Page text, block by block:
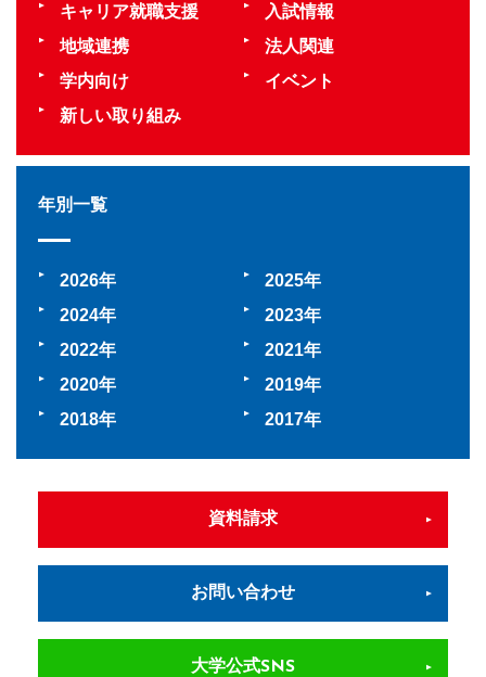
キャリア就職支援
入試情報
地域連携
法人関連
学内向け
イベント
新しい取り組み
年別一覧
2026
2025
2024
2023
2022
2021
2020
2019
2018
2017
資料請求
お問い合わせ
大学公式SNS